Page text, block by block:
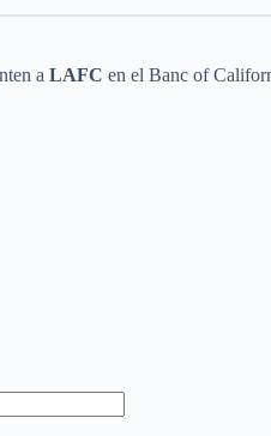
a LAFC en el Banc of